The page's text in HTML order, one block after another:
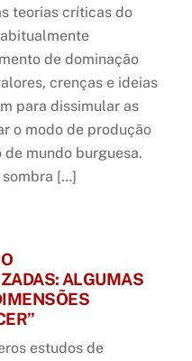
teorias críticas do
de dominação
crenças e ideias
para dissimular as
o modo de produção
mundo burguesa.
sombra […]
ALGUMAS
estudos de